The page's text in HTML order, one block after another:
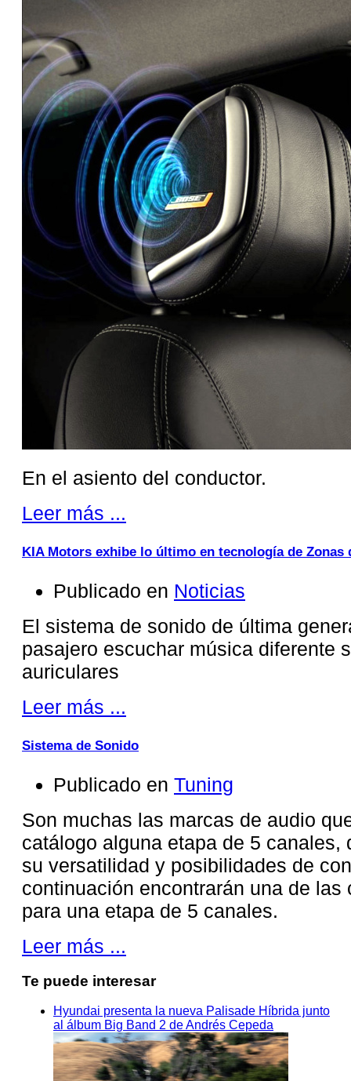
En el asiento del conductor.
Leer más ...
KIA Motors exhibe lo último en tecnología de Zonas
Publicado en Noticias
El sistema de sonido de última
pasajero escuchar música diferente
auriculares
Leer más ...
Sistema de Sonido
Publicado en Tuning
Son muchas las marcas de audio
catálogo alguna etapa de 5 canales,
su versatilidad y posibilidades de
continuación encontrarán una de
para una etapa de 5 canales.
Leer más ...
Te puede interesar
Hyundai presenta la nueva Palisade Híbrida junto
al álbum Big Band 2 de Andrés Cepeda